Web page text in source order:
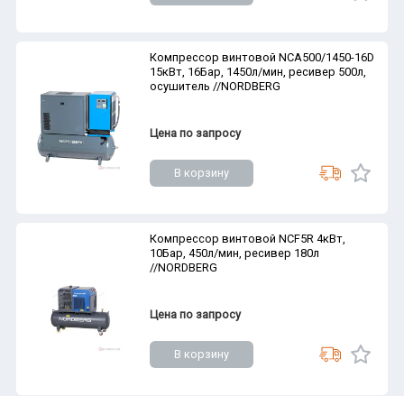
Компрессор винтовой NCA500/1450-16D
15кВт, 16Бар, 1450л/мин, ресивер 500л,
осушитель //NORDBERG
Цена по запросу
В корзину
Компрессор винтовой NCF5R 4кВт,
10Бар, 450л/мин, ресивер 180л
//NORDBERG
Цена по запросу
В корзину